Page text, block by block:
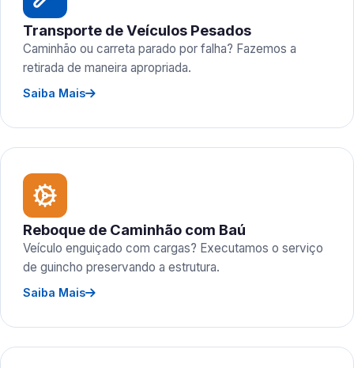
Transporte de Veículos Pesados
Caminhão ou carreta parado por falha? Fazemos a
retirada de maneira apropriada.
Saiba Mais
Reboque de Caminhão com Baú
Veículo enguiçado com cargas? Executamos o serviço
de guincho preservando a estrutura.
Saiba Mais